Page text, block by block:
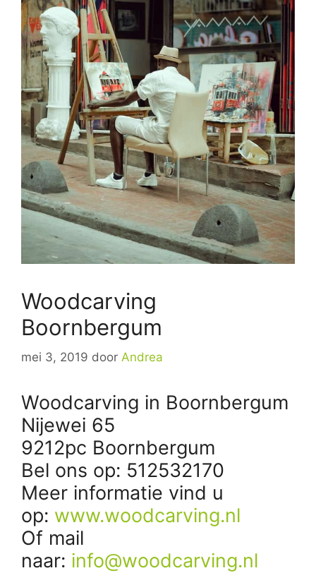
Woodcarving
Boornbergum
mei 3, 2019 door Andrea
Woodcarving in Boornbergum
Nijewei 65
9212pc Boornbergum
Bel ons op: 512532170
Meer informatie vind u
op: www.woodcarving.nl
Of mail
naar: info@woodcarving.nl